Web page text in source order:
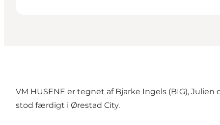
VM HUSENE er tegnet af Bjarke Ingels (BIG),
stod færdigt i Ørestad City.